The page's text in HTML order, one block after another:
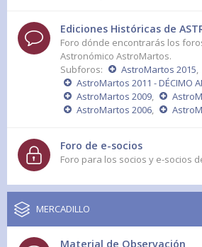
Ediciones Históricas de
Foro dónde encontrarás los
Astronómico AstroMartos.
Subforos:
AstroMartos 2015,
AstroMartos 2011 - DÉCIMO
AstroMartos 2009,
AstroMartos 2006,
Foro de e-socios
Foro para los socios y e-socios
MERCADILLO
Material de Observación